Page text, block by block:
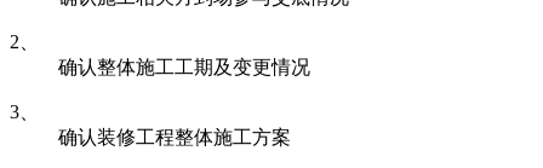
2、
确认整体施工工期及变更情况
3、
确认装修工程整体施工方案